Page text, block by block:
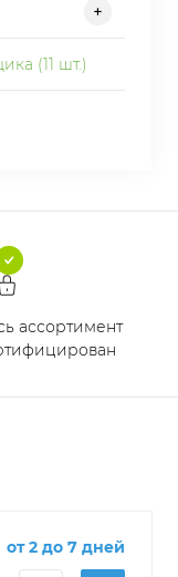
(11 шт.)
ассортимент
от 2 до 7 дней